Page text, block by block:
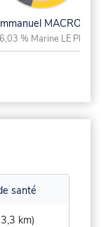
MACRON
% Marine LE PEN
santé
km)